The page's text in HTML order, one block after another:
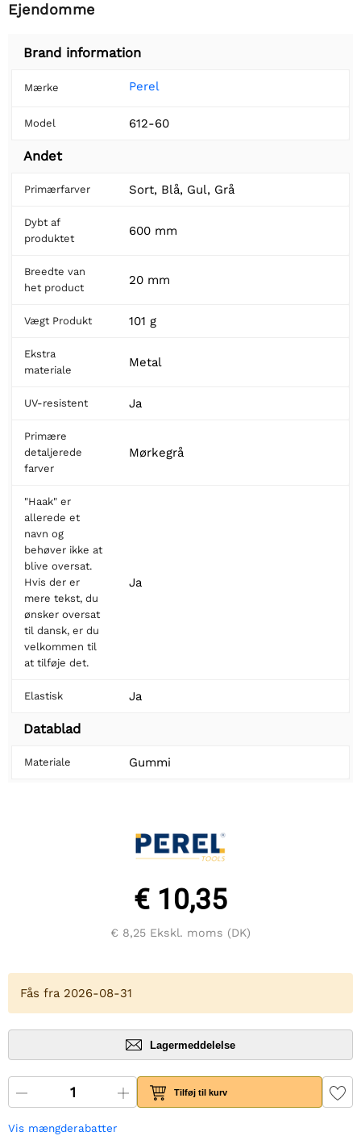
Ejendomme
Brand information
Mærke Perel
Model 612-60
Andet
Primærfarver Sort, Blå, Gul, Grå
Dybt af
produktet
600 mm
Breedte van
het product
20 mm
Vægt Produkt 101 g
Ekstra
materiale
Metal
UV-resistent Ja
Primære
detaljerede
farver
Mørkegrå
"Haak" er
allerede et
navn og
behøver ikke at
blive oversat.
Hvis der er
mere tekst, du
ønsker oversat
til dansk, er du
velkommen til
at tilføje det.
Ja
Elastisk Ja
Datablad
Materiale Gummi
€ 10,35
€ 8,25 Ekskl. moms (DK)
Fås fra 2026-08-31
Lagermeddelelse
Tilføj til kurv
Vis mængderabatter